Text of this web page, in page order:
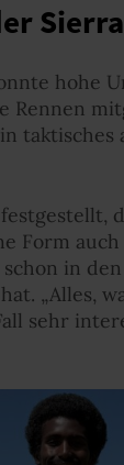
hohe
Rennen
taktisches
Form
in
„Alles,
sehr